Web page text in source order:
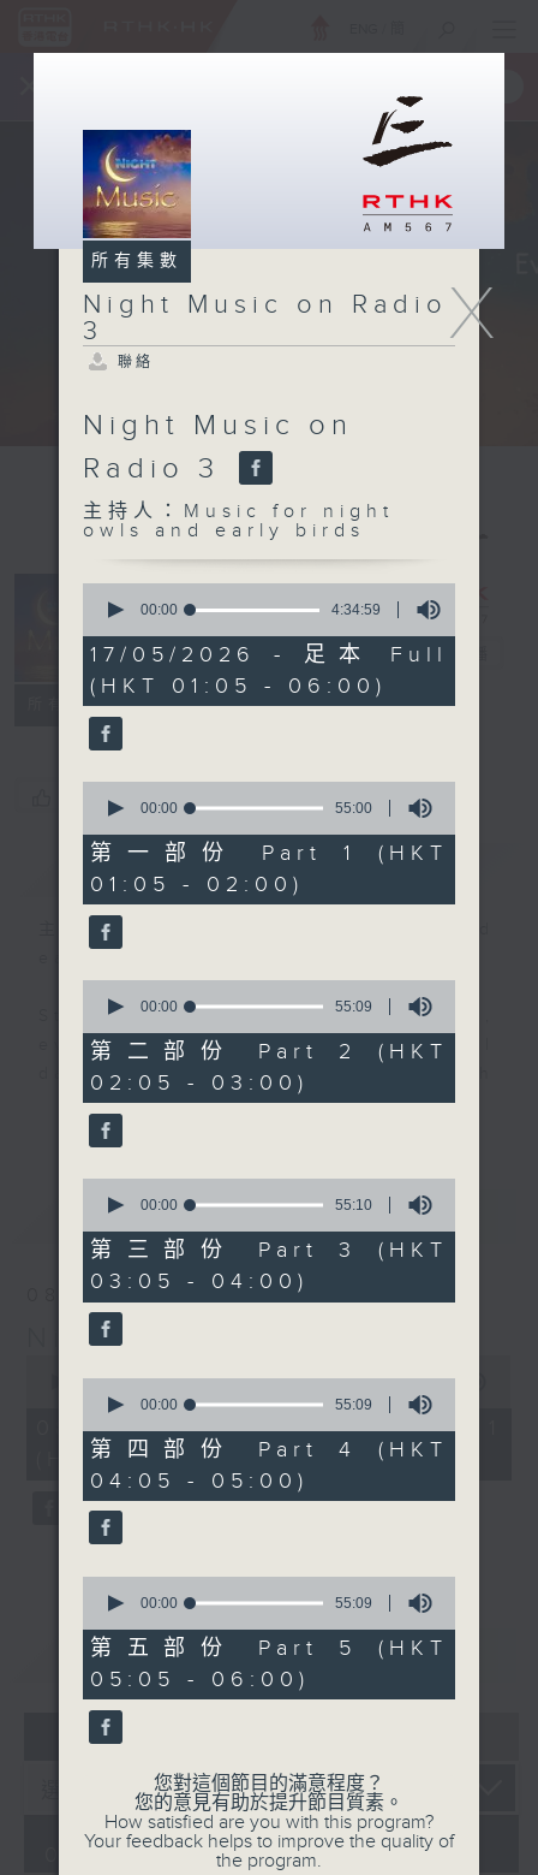
所有集數
on Radio 3
電台直播
聯絡
您喜歡這個節目嗎?
簡介 GIST
主持人：Music for night owls and
Stay with us throughout the night,
every night, from 1.05am until
dawn, as we slowly wake up with
you. Enjoy the non-stop mellow
side of the 70s to the 90s at
grow in pace, moving you towards
the 2000s and a perfect morning
Seven days a week from 1.05am...
最新 LATEST
Night Music on Radio 3
seconds
minutes,
seconds
00:00 54:59
08/08/2026 - 第一部份 Part 1
(HKT 01:05 - 02:00)
重溫 CATCHUP
07 - 08
08/08/2026
X
所有集數
Night Music on Radio
3
聯絡
Night Music on
Radio 3
主持人：Music for night
owls and early birds
seconds
4
hours,
34
minutes,
59
seconds
00:00 4:34:59
17/05/2026 - 足本 Full
(HKT 01:05 - 06:00)
seconds
55
minutes,
0
seconds
00:00 55:00
第一部份 Part 1 (HKT
01:05 - 02:00)
seconds
55
minutes,
9
seconds
00:00 55:09
第二部份 Part 2 (HKT
02:05 - 03:00)
seconds
55
minutes,
10
seconds
00:00 55:10
第三部份 Part 3 (HKT
03:05 - 04:00)
seconds
55
minutes,
9
seconds
00:00 55:09
第四部份 Part 4 (HKT
04:05 - 05:00)
seconds
55
minutes,
9
seconds
00:00 55:09
第五部份 Part 5 (HKT
05:05 - 06:00)
您對這個節目的滿意程度？
您的意見有助於提升節目質素。
How satisfied are you with this program?
Your feedback helps to improve the quality of
the program.